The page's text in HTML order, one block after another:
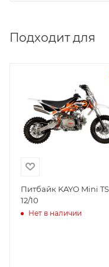
Уважаемые
которыми
покупателю,
товара в
размещены
решению
случаев и
гарантийные
изложены в
Подходит для
Питбайк KAYO Mini
12/10
Нет в наличии